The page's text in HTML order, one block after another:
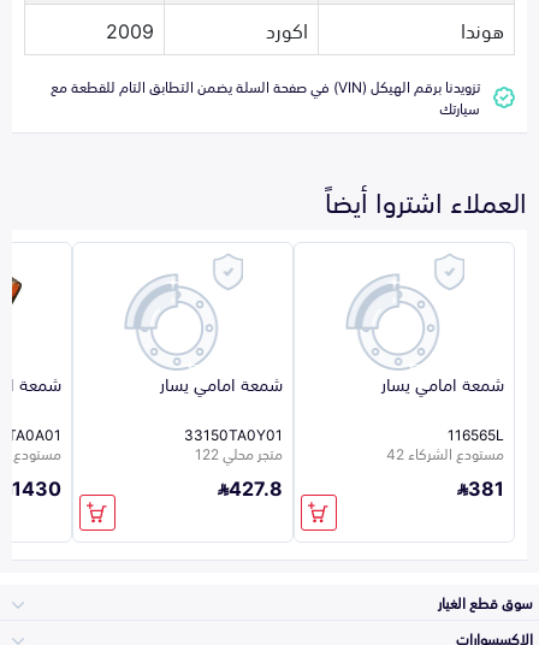
هوندا
اكورد 2009
تزويدنا برقم الهيكل (VIN) في صفحة السلة يضمن التطابق التام للقطعة مع
سيارتك
العملاء اشتروا أيضاً
شمعة امامي يسار
116565L
مستودع الشركاء 42
381
شمعة امامي يسار
33150TA0Y01
متجر محلي 122
427.8
شمعة
مستودع
1430
سوق قطع الغيار
الاكسسوارات